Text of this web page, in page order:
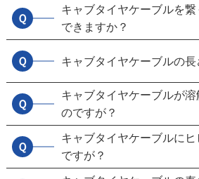
Ｑ
キャブタイヤケーブルを
できますか？
Ｑ キャブタイヤケーブルの長
Ｑ
キャブタイヤケーブルが溶
のですが？
Ｑ
キャブタイヤケーブルに
ですが？